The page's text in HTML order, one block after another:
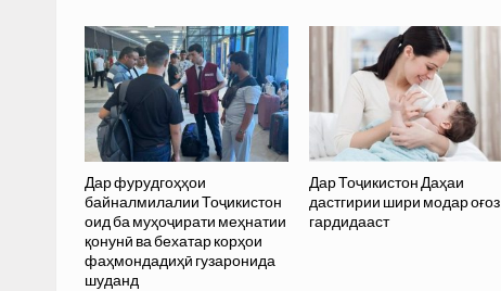
Дар фурудгоҳҳои
байналмилалии Тоҷикистон
оид ба муҳоҷирати меҳнатии
қонунӣ ва бехатар корҳои
фаҳмондадиҳӣ гузаронида
шуданд
Дар Тоҷикистон Даҳаи
дастгирии шири модар оғоз
гардидааст